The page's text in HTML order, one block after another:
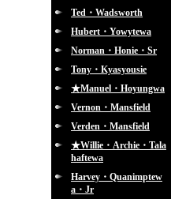
Ted・Wadsworth
Hubert・Yowytewa
Norman・Honie・Sr
Tony・Kyasyousie
★Manuel・Hoyungwa
Vernon・Mansfield
Verden・Mansfield
★Willie・Archie・Tala
haftewa
Harvey・Quanimptew
a・Jr